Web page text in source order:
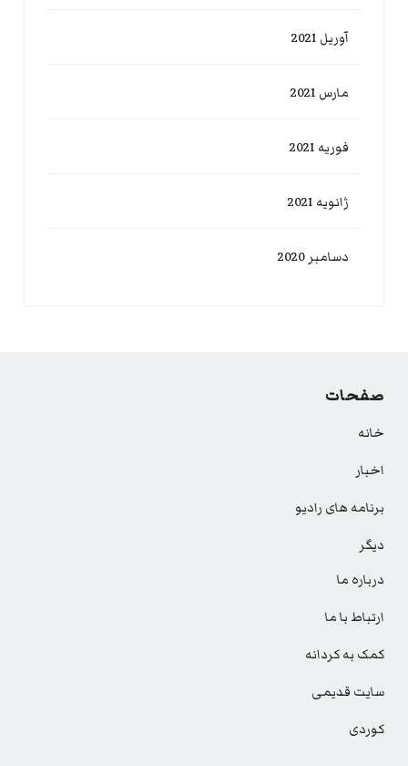
آوریل 2021
مارس 2021
فوریه 2021
ژانویه 2021
دسامبر 2020
صفحات
خانه
اخبار
برنامه های رادیو
دیگر
درباره ما
ارتباط با ما
کمک به کردانه
سایت قدیمی
کوردی